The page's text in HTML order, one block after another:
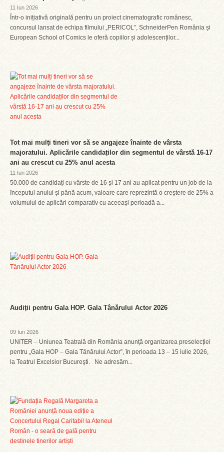
11 Iun 2026
Într-o inițiativă originală pentru un proiect cinematografic românesc,
concursul lansat de echipa filmului „PERICOL”, SchneiderPen România și
European School of Comics le oferă copiilor și adolescenților...
Tot mai mulți tineri vor să se angajeze înainte de vârsta
majoratului. Aplicările candidaților din segmentul de vârstă 16-17
ani au crescut cu 25% anul acesta
11 Iun 2026
50.000 de candidați cu vârste de 16 și 17 ani au aplicat pentru un job de la
începutul anului și până acum, valoare care reprezintă o creștere de 25% a
volumului de aplicări comparativ cu aceeași perioadă a...
Audiții pentru Gala HOP. Gala Tânărului Actor 2026
09 Iun 2026
UNITER – Uniunea Teatrală din România anunţă organizarea preselecției
pentru „Gala HOP – Gala Tânărului Actor”, în perioada 13 – 15 iulie 2026,
la Teatrul Excelsior Bucureşti. Ne adresăm...